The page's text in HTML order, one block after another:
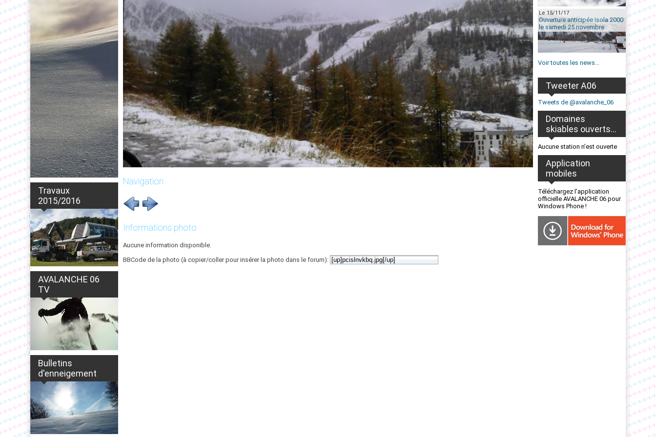
Travaux
2015/2016
AVALANCHE 06
TV
Bulletins
d'enneigement
Navigation
Informations photo
Aucune information disponible.
BBCode de la photo (à copier/coller pour insérer la photo dans le forum):
Le 15/11/17
Ouverture anticipée Isola 2000
le samedi 25 novembre
Voir toutes les news...
Tweeter A06
Tweets de @avalanche_06
Domaines
skiables ouverts...
Aucune station n'est ouverte
Application
mobiles
Téléchargez l'application
officielle AVALANCHE 06 pour
Windows Phone !